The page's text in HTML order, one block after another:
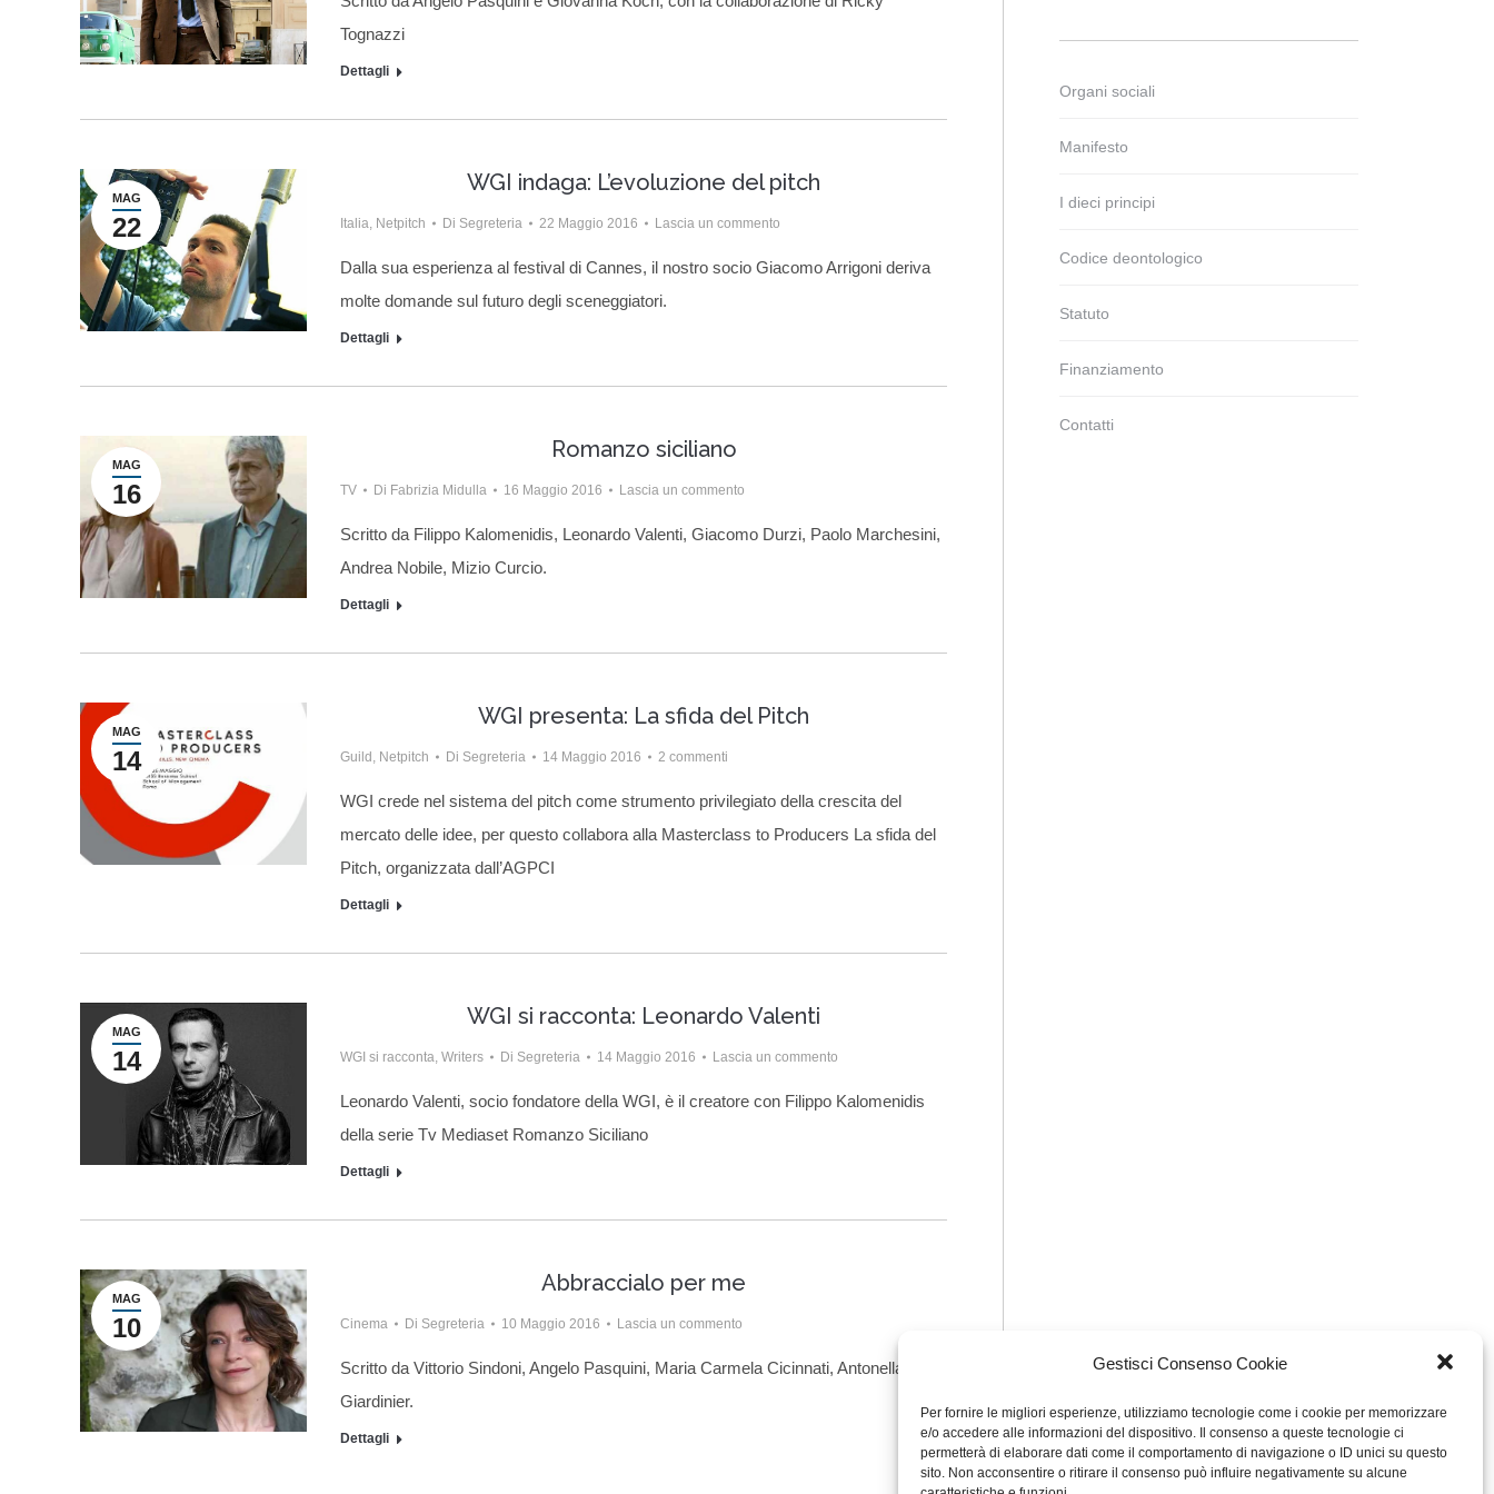
Gestisci Consenso Cookie
Per fornire le migliori esperienze, utilizziamo tecnologie come i cookie per memorizzare
e/o accedere alle informazioni del dispositivo. Il consenso a queste tecnologie ci
permetterà di elaborare dati come il comportamento di navigazione o ID unici su questo
sito. Non acconsentire o ritirare il consenso può influire negativamente su alcune
Tognazzi
Dettagli
MAG
22
WGI indaga: L’evoluzione del pitch
Italia, Netpitch Di Segreteria 22 Maggio 2016 Lascia un commento
Dalla sua esperienza al festival di Cannes, il nostro socio Giacomo Arrigoni deriva
molte domande sul futuro degli sceneggiatori.
Dettagli
MAG
16
Romanzo siciliano
TV Di Fabrizia Midulla 16 Maggio 2016 Lascia un commento
Scritto da Filippo Kalomenidis, Leonardo Valenti, Giacomo Durzi, Paolo Marchesini,
Andrea Nobile, Mizio Curcio.
Dettagli
MAG
14
WGI presenta: La sfida del Pitch
Guild , Netpitch Di Segreteria 14 Maggio 2016 2 commenti
WGI crede nel sistema del pitch come strumento privilegiato della crescita del
mercato delle idee, per questo collabora alla Masterclass to Producers La sfida del
Pitch, organizzata dall’AGPCI
Dettagli
MAG
14
WGI si racconta: Leonardo Valenti
WGI si racconta, Writers Di Segreteria 14 Maggio 2016 Lascia un commento
Leonardo Valenti, socio fondatore della WGI, è il creatore con Filippo Kalomenidis
della serie Tv Mediaset Romanzo Siciliano
Dettagli
MAG
10
Abbraccialo per me
Cinema Di Segreteria 10 Maggio 2016 Lascia un commento
Scritto da Vittorio Sindoni, Angelo Pasquini, Maria Carmela Cicinnati, Antonella
Giardinier.
Dettagli
Organi sociali
Manifesto
I dieci principi
Codice deontologico
Statuto
Finanziamento
Contatti